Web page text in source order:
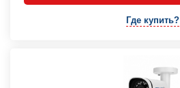
Где купить?